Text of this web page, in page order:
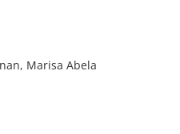
Marisa Abela